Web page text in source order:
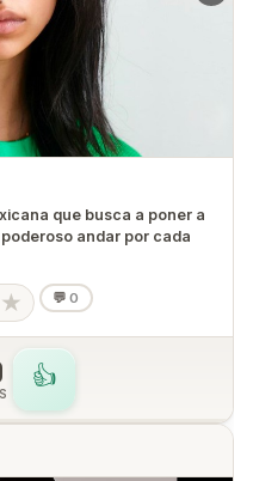
que busca a poner a
andar por cada
★ 💬 0
👍